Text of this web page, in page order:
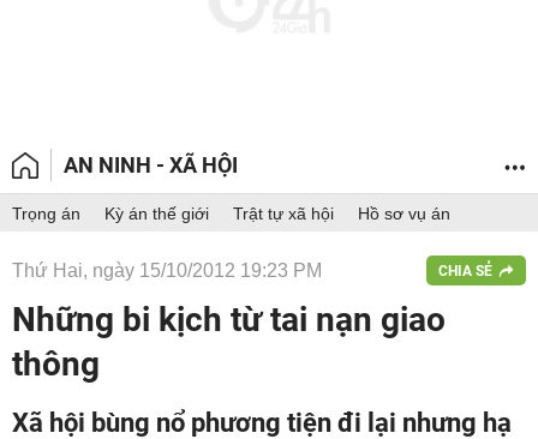
AN NINH - XÃ HỘI
Trọng án Kỳ án thế giới Trật tự xã hội Hồ sơ vụ án
Thứ Hai, ngày 15/10/2012 19:23 PM CHIA SẺ
Những bi kịch từ tai nạn giao
thông
Xã hội bùng nổ phương tiện đi lại nhưng hạ